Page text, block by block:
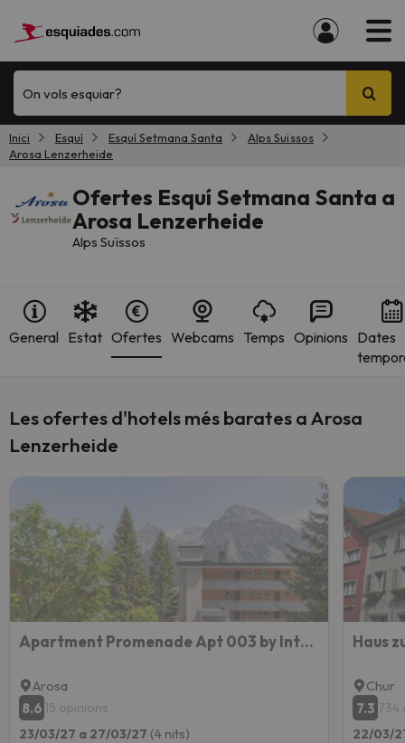
On vols esquiar?
Inici Esquí Esquí Setmana Santa
Alps Suïssos
Arosa Lenzerheide
Ofertes Esquí Setmana Santa a
Arosa Lenzerheide
Alps Suïssos
General Estat Ofertes Webcams Temps Opinions Dates
Les ofertes d'hotels més barates a Arosa
Lenzerheide
Apartment Promenade Apt 003 by Interhome
Arosa
8.6 15 opinions
23/03/27 a 27/03/27 (4 nits)
Haus
Chur
7.3 734
22/03/